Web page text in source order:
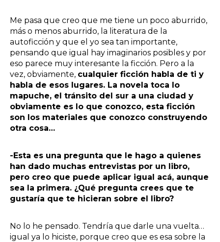
Me pasa que creo que me tiene un poco aburrido,
más o menos aburrido, la literatura de la
autoficción y que el yo sea tan importante,
pensando que igual hay imaginarios posibles y por
eso parece muy interesante la ficción. Pero a la
vez, obviamente, cualquier ficción habla de ti y
habla de esos lugares. La novela toca lo
mapuche, el tránsito del sur a una ciudad y
obviamente es lo que conozco, esta ficción
son los materiales que conozco construyendo
otra cosa…
-Esta es una pregunta que le hago a quienes
han dado muchas entrevistas por un libro,
pero creo que puede aplicar igual acá, aunque
sea la primera. ¿Qué pregunta crees que te
gustaría que te hicieran sobre el libro?
No lo he pensado. Tendría que darle una vuelta…
igual ya lo hiciste, porque creo que es esa sobre la